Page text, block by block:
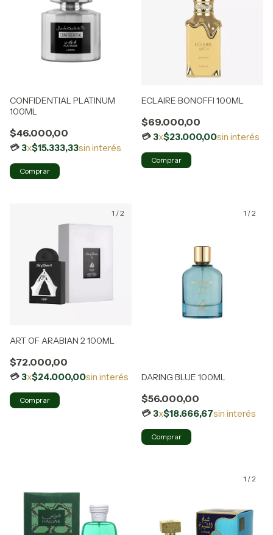
CONFIDENTIAL PLATINUM
100ML
$46.000,00
3x$15.333,33sin interés
ECLAIRE BONOFFI 100ML
$69.000,00
3x$23.000,00sin interés
1 /2
ART OF ARABIAN 2 100ML
$72.000,00
3x$24.000,00sin interés
1 /2
DARING BLUE 100ML
$56.000,00
3x$18.666,67sin interés
1 /2